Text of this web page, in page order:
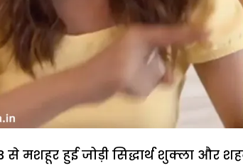
से मशहूर हुई जोड़ी सिद्धार्थ शुक्ला